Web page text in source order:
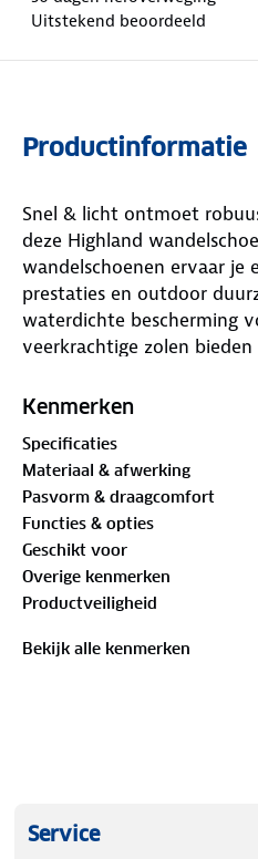
Uitstekend beoordeeld
Productinformatie
Snel & licht ontmoet
deze Highland
wandelschoenen ervaar je
prestaties en outdoor
waterdichte bescherming
veerkrachtige zolen
TERRAIN-loopzool
van mesh, waarbij het
van buitenaf tegenhoudt
ademend vermogen.
Kenmerken
Specificaties
Materiaal & afwerking
Pasvorm & draagcomfort
Functies & opties
Geschikt voor
Overige kenmerken
Productveiligheid
Bekijk alle kenmerken
Service